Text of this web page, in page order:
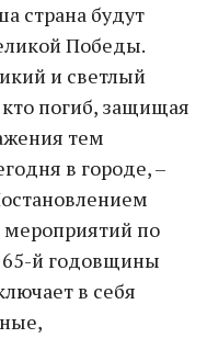
страна будут
Победы.
и светлый
погиб, защищая
тем
в городе, –
мероприятий по
65-й годовщины
в себя